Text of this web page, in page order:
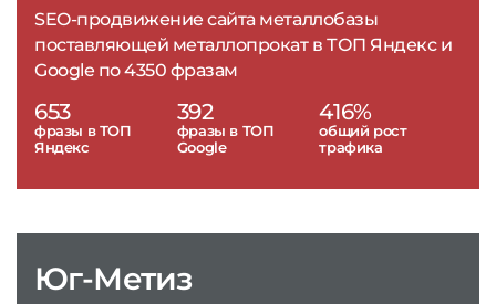
SEO-продвижение сайта металлобазы
поставляющей металлопрокат в ТОП Яндекс и
Google по 4350 фразам
653
фразы в ТОП
Яндекс
392
фразы в ТОП
Google
416%
общий рост
трафика
Юг-Метиз